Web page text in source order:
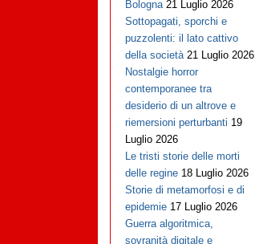
Bologna 21 Luglio 2026
Sottopagati, sporchi e
puzzolenti: il lato cattivo
della società 21 Luglio 2026
Nostalgie horror
contemporanee tra
desiderio di un altrove e
riemersioni perturbanti 19
Luglio 2026
Le tristi storie delle morti
delle regine 18 Luglio 2026
Storie di metamorfosi e di
epidemie 17 Luglio 2026
Guerra algoritmica,
sovranità digitale e